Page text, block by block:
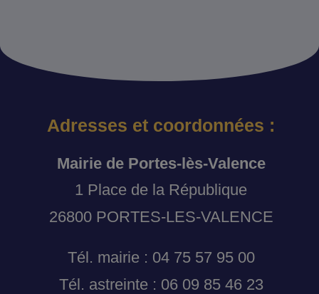
Adresses et coordonnées :
Mairie de Portes-lès-Valence
1 Place de la République
26800 PORTES-LES-VALENCE
Tél. mairie : 04 75 57 95 00
Tél. astreinte : 06 09 85 46 23